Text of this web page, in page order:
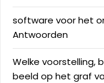
software voor het
Antwoorden
Welke voorstelling,
beeld op het graf